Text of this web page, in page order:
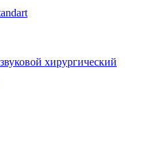
хирургический